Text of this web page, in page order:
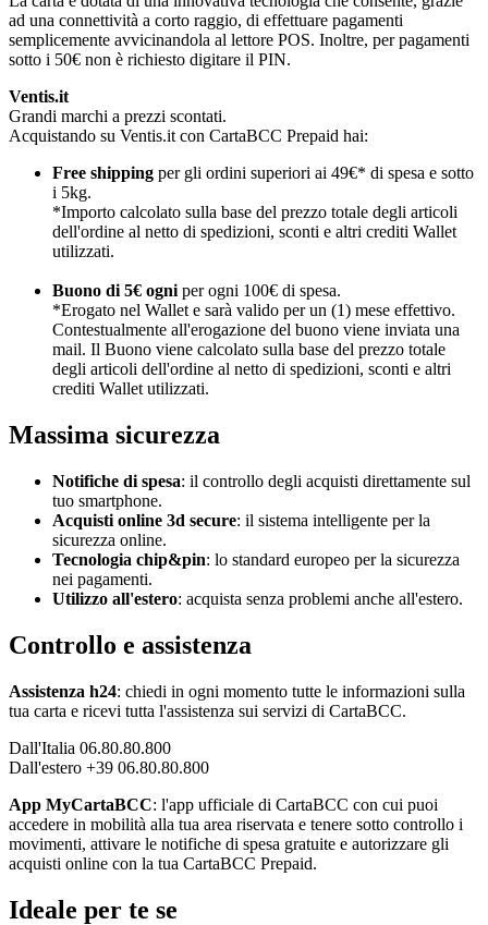
ad una connettività a corto raggio, di effettuare pagamenti
semplicemente avvicinandola al lettore POS. Inoltre, per pagamenti
sotto i 50€ non è richiesto digitare il PIN.
Ventis.it
Grandi marchi a prezzi scontati.
Acquistando su Ventis.it con CartaBCC Prepaid hai:
Free shipping per gli ordini superiori ai 49€* di spesa e sotto
i 5kg.
*Importo calcolato sulla base del prezzo totale degli articoli
dell'ordine al netto di spedizioni, sconti e altri crediti Wallet
utilizzati.
Buono di 5€ ogniper ogni 100€ di spesa.
*Erogato nel Wallet e sarà valido per un (1) mese effettivo.
Contestualmente all'erogazione del buono viene inviata una
mail. Il Buono viene calcolato sulla base del prezzo totale
degli articoli dell'ordine al netto di spedizioni, sconti e altri
crediti Wallet utilizzati.
Massima sicurezza
Notifiche di spesa: il controllo degli acquisti direttamente sul
tuo smartphone.
Acquisti online 3d secure: il sistema intelligente per la
sicurezza online.
Tecnologia chip&pin: lo standard europeo per la sicurezza
nei pagamenti.
Utilizzo all'estero: acquista senza problemi anche all'estero.
Controllo e assistenza
Assistenza h24: chiedi in ogni momento tutte le informazioni sulla
tua carta e ricevi tutta l'assistenza sui servizi di CartaBCC.
Dall'Italia 06.80.80.800
Dall'estero +39 06.80.80.800
App MyCartaBCC: l'app ufficiale di CartaBCC con cui puoi
accedere in mobilità alla tua area riservata e tenere sotto controllo i
movimenti, attivare le notifiche di spesa gratuite e autorizzare gli
acquisti online con la tua CartaBCC Prepaid.
Ideale per te se